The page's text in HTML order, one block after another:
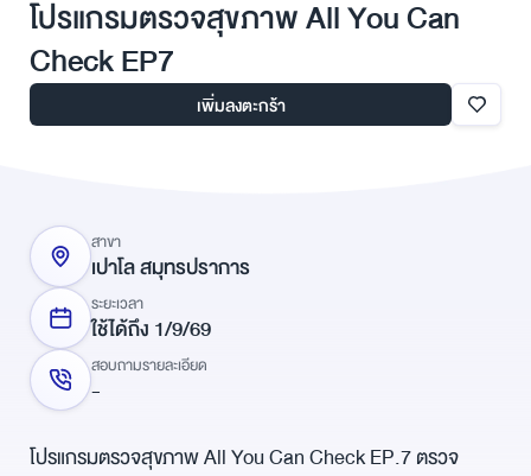
โปรแกรมตรวจสุขภาพ All You Can
Check EP7
เพิ่มลงตะกร้า
สาขา
เปาโล สมุทรปราการ
ระยะเวลา
ใช้ได้ถึง 1/9/69
สอบถามรายละเอียด
-
โปรแกรมตรวจสุขภาพ All You Can Check EP.7 ตรวจ